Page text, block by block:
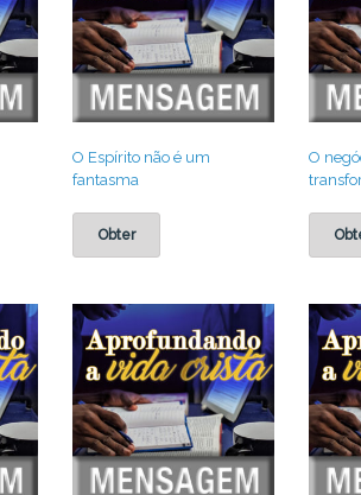
O Espírito não é um
fantasma
Obter
O